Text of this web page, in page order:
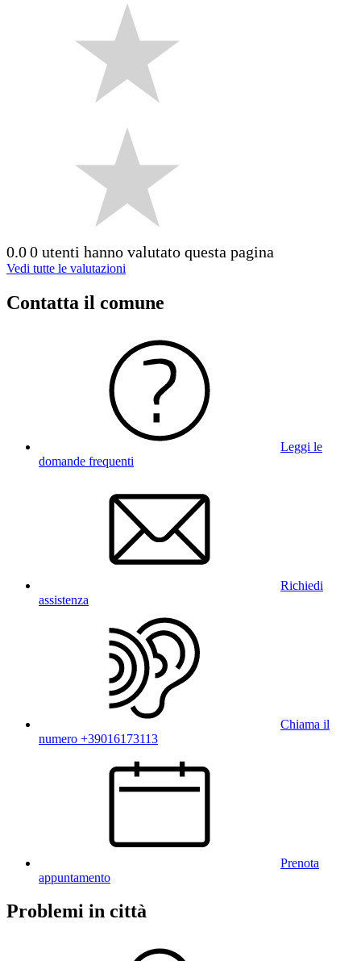
0.00 utenti hanno valutato questa pagina
Vedi tutte le valutazioni
Contatta il comune
Leggi le
domande frequenti
Richiedi
assistenza
Chiama il
numero +39016173113
Prenota
appuntamento
Problemi in città